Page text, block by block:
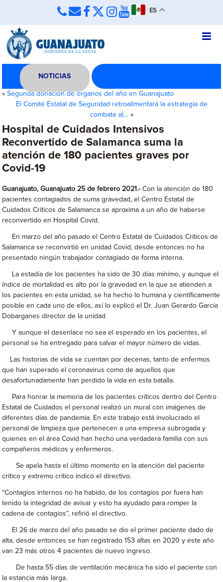
ES
NOTICIAS
«Segunda donación de órganos del año en Guanajuato
El Comité Estatal de Seguridad retroalimentará la estrategia de
combate al… »
Hospital de Cuidados Intensivos
Reconvertido de Salamanca suma la
atención de 180 pacientes graves por
Covid-19
Guanajuato, Guanajuato 25 de febrero 2021.- Con la atención de 180
pacientes contagiados de suma gravedad, el Centro Estatal de
Cuidados Críticos de Salamanca se aproxima a un año de haberse
reconvertido en Hospital Covid.
En marzo del año pasado el Centro Estatal de Cuidados Críticos de
Salamanca se reconvirtió en unidad Covid, desde entonces no ha
presentado ningún trabajador contagiado de forma interna.
La estadía de los pacientes ha sido de 30 días mínimo, y aunque el
índice de mortalidad es alto por la gravedad en la que se atienden a
los pacientes en esta unidad, se ha hecho lo humana y científicamente
posible en cada uno de ellos, así lo explicó el Dr. Juan Gerardo García
Dobarganes director de la unidad
Y aunque el desenlace no sea el esperado en los pacientes, el
personal se ha entregado para salvar el mayor número de vidas.
Las historias de vida se cuentan por decenas, tanto de enfermos
que han superado el coronavirus como de aquellos que
desafortunadamente han perdido la vida en esta batalla.
Para honrar la memoria de los pacientes críticos dentro del Centro
Estatal de Cuidados el personal realizó un mural con imágenes de
diferentes días de pandemia. En este trabajo está involucrado el
personal de limpieza que pertenecen a una empresa subrogada y
quienes en el área Covid han hecho una verdadera familia con sus
compañeros médicos y enfermeros.
Se apela hasta el último momento en la atención del paciente
crítico y extremo crítico indicó el directivo.
“Contagios internos no ha habido, de los contagios por fuera han
tenido la integridad de avisar y esto ha ayudado para romper la
cadena de contagios”, refirió el directivo.
El 26 de marzo del año pasado se dio el primer paciente dado de
alta, desde entonces se han registrado 153 altas en 2020 y este año
van 23 más otros 4 pacientes de nuevo ingreso.
De hasta 55 días de ventilación mecánica ha sido el paciente con
la estancia más larga.